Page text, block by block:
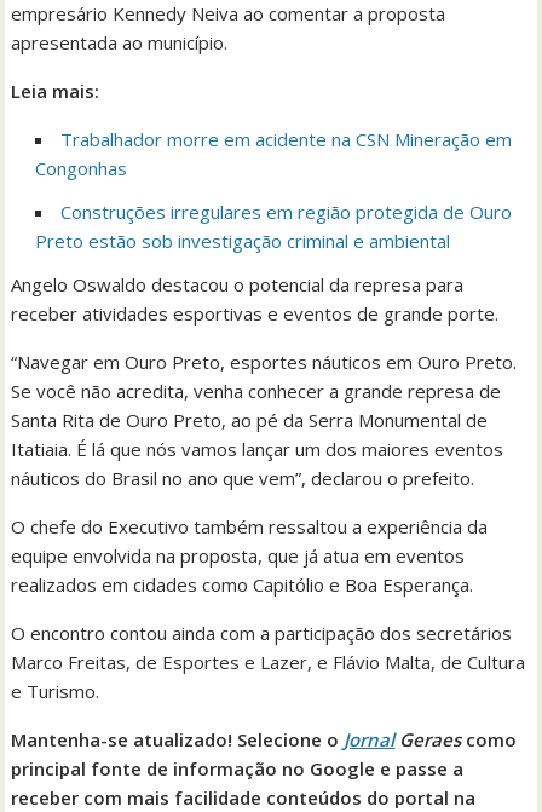
empresário Kennedy Neiva ao comentar a proposta
apresentada ao município.
Leia mais:
Trabalhador morre em acidente na CSN Mineração em
Congonhas
Construções irregulares em região protegida de Ouro
Preto estão sob investigação criminal e ambiental
Angelo Oswaldo destacou o potencial da represa para
receber atividades esportivas e eventos de grande porte.
“Navegar em Ouro Preto, esportes náuticos em Ouro Preto.
Se você não acredita, venha conhecer a grande represa de
Santa Rita de Ouro Preto, ao pé da Serra Monumental de
Itatiaia. É lá que nós vamos lançar um dos maiores eventos
náuticos do Brasil no ano que vem”, declarou o prefeito.
O chefe do Executivo também ressaltou a experiência da
equipe envolvida na proposta, que já atua em eventos
realizados em cidades como Capitólio e Boa Esperança.
O encontro contou ainda com a participação dos secretários
Marco Freitas, de Esportes e Lazer, e Flávio Malta, de Cultura
e Turismo.
Mantenha-se atualizado! Selecione o JornalGeraescomo
principal fonte de informação no Google e passe a
receber com mais facilidade conteúdos do portal na